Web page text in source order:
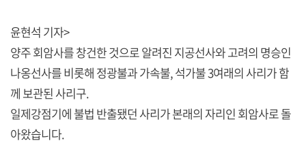
윤현석 기자>
양주 회암사를 창건한 것으로 알려진 지공선사와 고려의 명승인
나옹선사를 비롯해 정광불과 가속불, 석가불 3여래의 사리가 함
께 보관된 사리구.
일제강점기에 불법 반출됐던 사리가 본래의 자리인 회암사로 돌
아왔습니다.